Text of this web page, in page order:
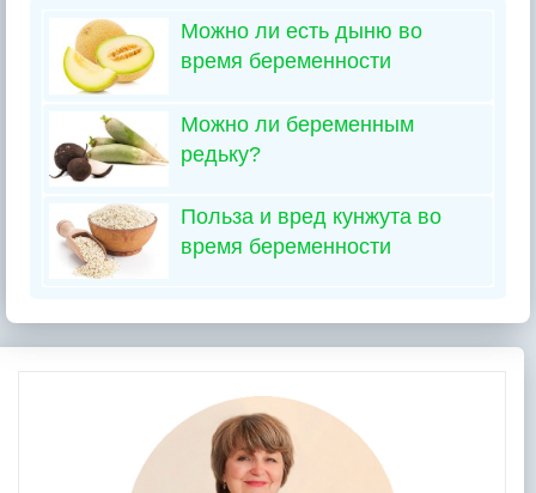
Можно ли есть дыню во
время беременности
Можно ли беременным
редьку?
Польза и вред кунжута во
время беременности